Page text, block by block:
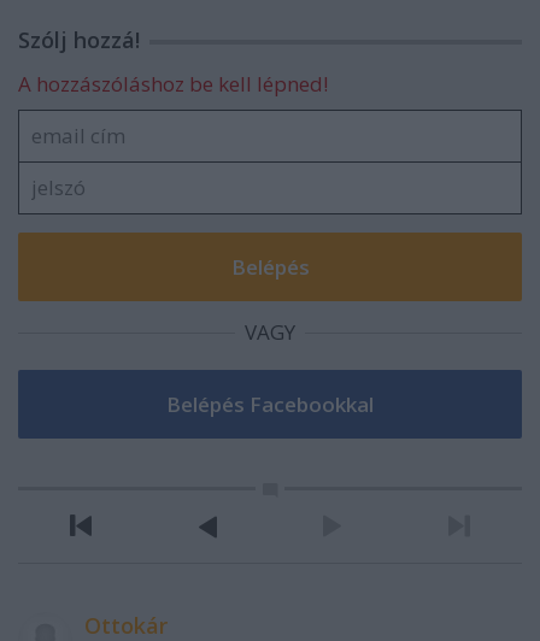
Szólj hozzá!
A hozzászóláshoz be kell lépned!
VAGY
Ottokár